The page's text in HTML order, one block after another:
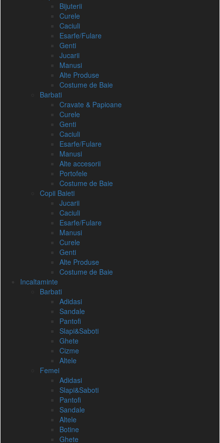
Bijuterii
Curele
Caciuli
Esarfe/Fulare
Genti
Jucarii
Manusi
Alte Produse
Costume de Baie
Barbati
Cravate & Papioane
Curele
Genti
Caciuli
Esarfe/Fulare
Manusi
Alte accesorii
Portofele
Costume de Baie
Copii Baieti
Jucarii
Caciuli
Esarfe/Fulare
Manusi
Curele
Genti
Alte Produse
Costume de Baie
Incaltaminte
Barbati
Adidasi
Sandale
Pantofi
Slapi&Saboti
Ghete
Cizme
Altele
Femei
Adidasi
Slapi&Saboti
Pantofi
Sandale
Altele
Botine
Ghete